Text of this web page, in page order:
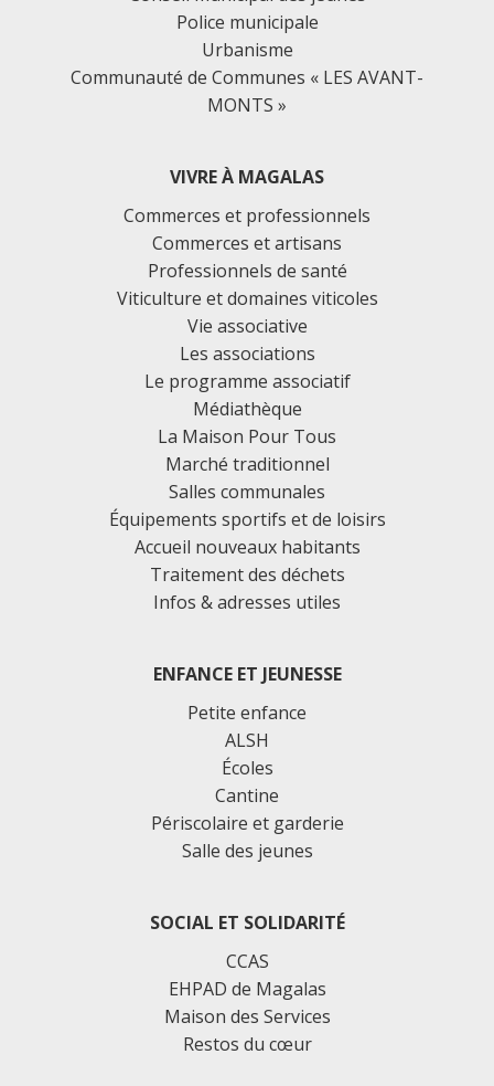
Police municipale
Urbanisme
Communauté de Communes « LES AVANT-
MONTS »
VIVRE À MAGALAS
Commerces et professionnels
Commerces et artisans
Professionnels de santé
Viticulture et domaines viticoles
Vie associative
Les associations
Le programme associatif
Médiathèque
La Maison Pour Tous
Marché traditionnel
Salles communales
Équipements sportifs et de loisirs
Accueil nouveaux habitants
Traitement des déchets
Infos & adresses utiles
ENFANCE ET JEUNESSE
Petite enfance
ALSH
Écoles
Cantine
Périscolaire et garderie
Salle des jeunes
SOCIAL ET SOLIDARITÉ
CCAS
EHPAD de Magalas
Maison des Services
Restos du cœur